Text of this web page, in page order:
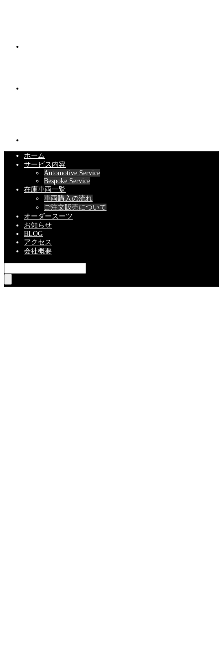
ホーム
サービス内容
Automotive Service
Bespoke Service
在庫車両一覧
車両購入の流れ
ご注文販売について
オーダースーツ
お知らせ
BLOG
アクセス
会社概要